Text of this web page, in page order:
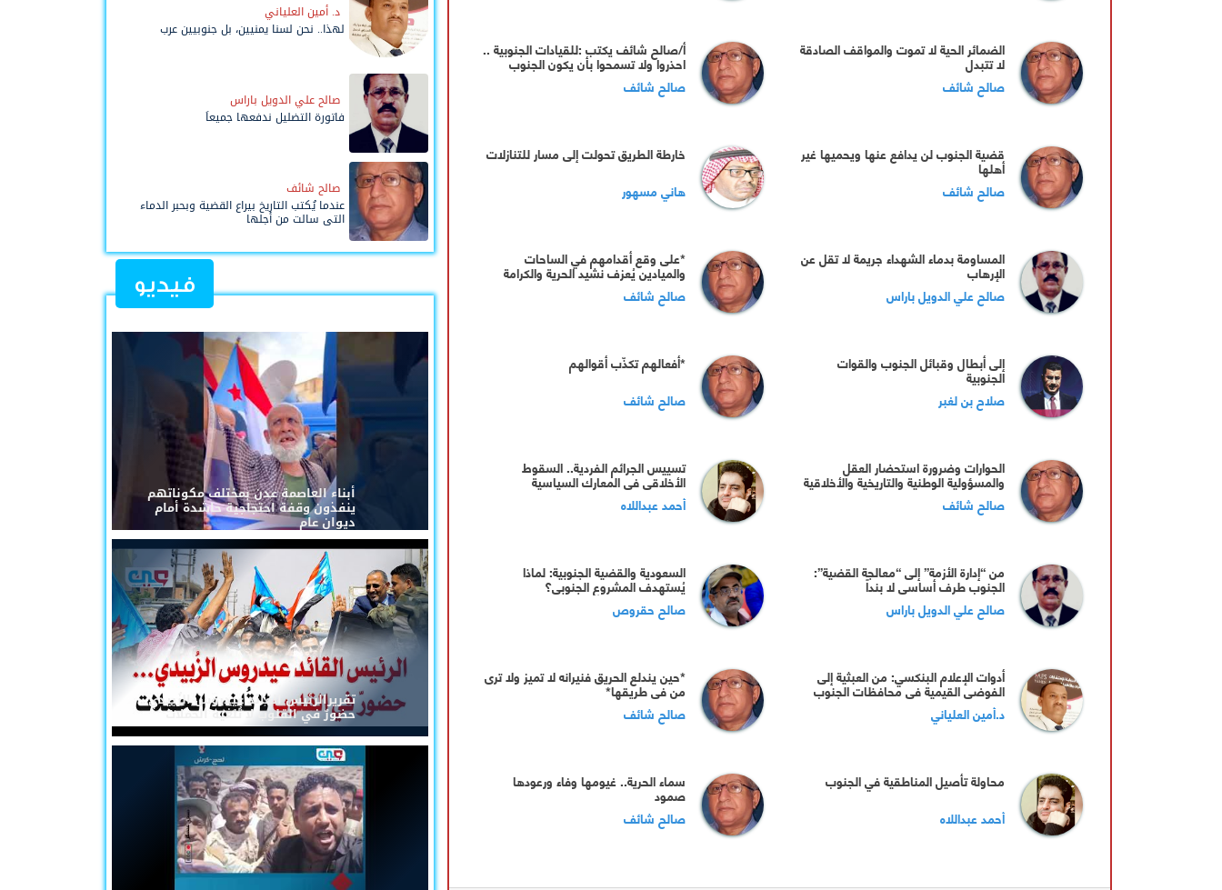
الضمائر الحية لا تموت والمواقف الصادقة
لا تتبدل
صالح شائف
أ/صالح شائف يكتب :للقيادات الجنوبية ..
احذروا ولا تسمحوا بأن يكون الجنوب
بندقية للإيجار
صالح شائف
قضية الجنوب لن يدافع عنها ويحميها غير
أهلها
صالح شائف
خارطة الطريق تحولت إلى مسار للتنازلات
هاني مسهور
المساومة بدماء الشهداء جريمة لا تقل عن
الإرهاب
صالح علي الدويل باراس
*على وقع أقدامهم في الساحات
والميادين يُعزف نشيد الحرية والكرامة
صالح شائف
إلى أبطال وقبائل الجنوب والقوات
الجنوبية
صلاح بن لغبر
*أفعالهم تكذّب أقوالهم
صالح شائف
الحوارات وضرورة استحضار العقل
والمسؤولية الوطنية والتاريخية والأخلاقية
صالح شائف
تسييس الجرائم الفردية.. السقوط
الأخلاقي في المعارك السياسية
أحمد عبداللاه
من “إدارة الأزمة” إلى “معالجة القضية”:
الجنوب طرف أساسي لا بنداً
صالح علي الدويل باراس
السعودية والقضية الجنوبية: لماذا
يُستهدف المشروع الجنوبي؟
صالح حقروص
أدوات الإعلام البنكسي: من العبثية إلى
الفوضى القيمية في محافظات الجنوب
د.أمين العلياني
*حين يندلع الحريق فنيرانه لا تميز ولا ترى
من في طريقها*
صالح شائف
محاولة تأصيل المناطقية في الجنوب
أحمد عبداللاه
سماء الحرية.. غيومها وفاء ورعودها
صمود
صالح شائف
د. أمين العلياني
لهذا.. نحن لسنا يمنيين، بل جنوبيين عرب
صالح علي الدويل باراس
فاتورة التضليل ندفعها جميعاً
صالح شائف
عندما يُكتب التاريخ بيراع القضية وبحبر الدماء
التي سالت من أجلها
فيديو
أبناء العاصمة عدن بمختلف مكوناتهم
ينفذون وقفة احتجاجية حاشدة أمام
ديوان عام
تقريرالرئيس القائد عيدروس الزُبيدي...
حضورٌ في القلوب لا تُلغيه الحملات